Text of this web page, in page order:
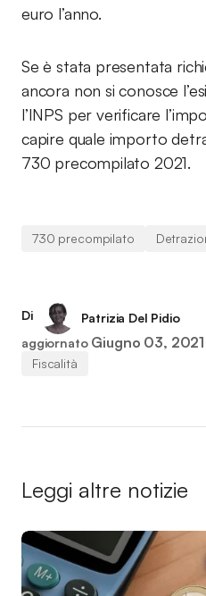
euro l’anno.
Se è stata presentata
ancora non si conosce
l’INPS per verificare
capire quale importo
730 precompilato 2021.
730 precompilato
Di
Patrizia Del Pidio
aggiornato Giugno 03, 2021
Fiscalità
Leggi altre notizie